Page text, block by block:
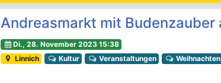
Andreasmarkt mit Budenzauber
Di., 28. November 2023 15:38
Linnich
Kultur Veranstaltungen Weihnachten